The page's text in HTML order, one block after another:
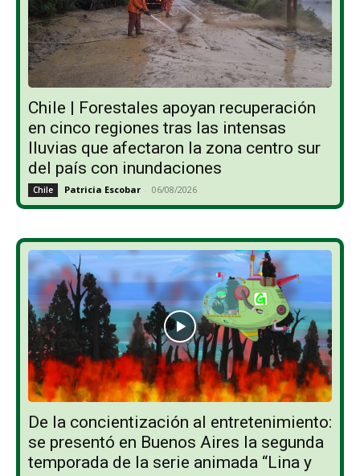
Chile | Forestales apoyan recuperación
en cinco regiones tras las intensas
lluvias que afectaron la zona centro sur
del país con inundaciones
Chile Patricia Escobar - 06/08/2026
De la concientización al entretenimiento:
se presentó en Buenos Aires la segunda
temporada de la serie animada “Lina y